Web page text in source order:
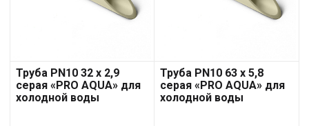
Труба PN10 32 x 2,9
серая «PRO AQUA» для
холодной воды
Труба PN10 63 x 5,8
серая «PRO AQUA» для
холодной воды